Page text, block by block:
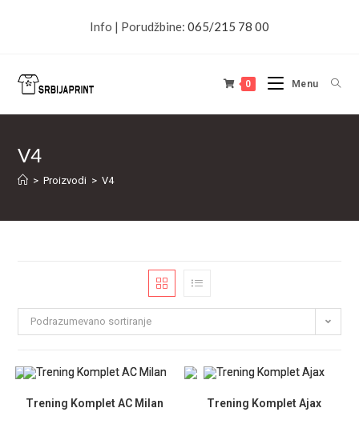
Info | Porudžbine: 065/215 78 00
0 Menu
V4
> Proizvodi > V4
Podrazumevano sortiranje
Trening Komplet AC Milan Trening Komplet Ajax